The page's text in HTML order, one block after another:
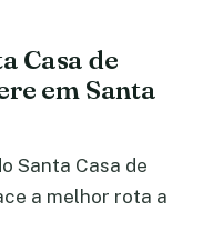
Casa de
em Santa
Santa Casa de
a melhor rota a